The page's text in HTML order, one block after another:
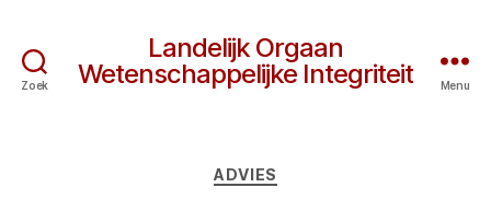
Zoek
Landelijk Orgaan
Wetenschappelijke Integriteit
Menu
Categorieën
ADVIES